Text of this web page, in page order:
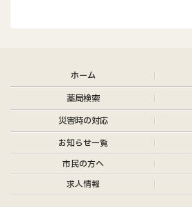
ホーム
薬局検索
災害時の対応
お知らせ一覧
市民の方へ
求人情報